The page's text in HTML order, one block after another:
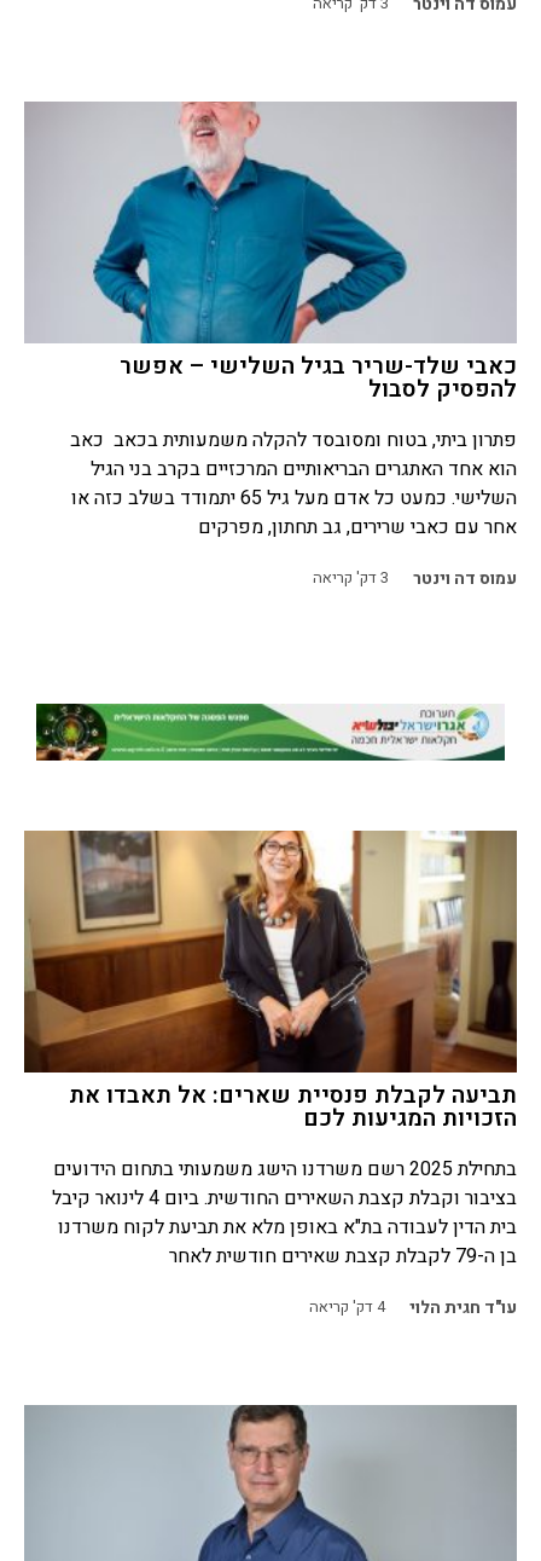
כאבי שלד-שריר בגיל השלישי – אפשר
להפסיק לסבול
פתרון ביתי, בטוח ומסובסד להקלה משמעותית בכאב כאב
הוא אחד האתגרים הבריאותיים המרכזיים בקרב בני הגיל
השלישי. כמעט כל אדם מעל גיל 65 יתמודד בשלב כזה או
אחר עם כאבי שרירים, גב תחתון, מפרקים
עמוס דה וינטר 3דק' קריאה
תביעה לקבלת פנסיית שארים: אל תאבדו את
הזכויות המגיעות לכם
בתחילת 2025 רשם משרדנו הישג משמעותי בתחום הידועים
בציבור וקבלת קצבת השאירים החודשית. ביום 4 לינואר קיבל
בית הדין לעבודה בת"א באופן מלא את תביעת לקוח משרדנו
בן ה-79 לקבלת קצבת שאירים חודשית לאחר
עו"ד חגית הלוי 4דק' קריאה